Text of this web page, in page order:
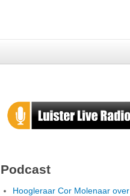
Podcast
Hoogleraar Cor Molenaar over